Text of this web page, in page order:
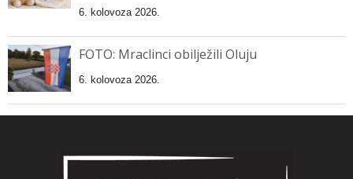
6. kolovoza 2026.
FOTO: Mraclinci obilježili Oluju
6. kolovoza 2026.